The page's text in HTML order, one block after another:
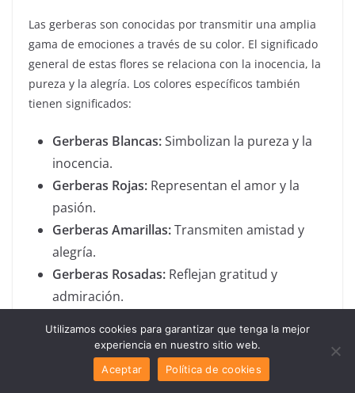
Las gerberas son conocidas por transmitir una amplia
gama de emociones a través de su color. El significado
general de estas flores se relaciona con la inocencia, la
pureza y la alegría. Los colores específicos también
tienen significados:
Gerberas Blancas:Simbolizan la pureza y la
inocencia.
Gerberas Rojas: Representan el amor y la
pasión.
Gerberas Amarillas:Transmiten amistad y
alegría.
Gerberas Rosadas: Reflejan gratitud y
admiración.
9. ¿Cuánto Dura la Flor
de la Gerbera?
Utilizamos cookies para garantizar que tenga la mejor
experiencia en nuestro sitio web.
Aceptar
Política de cookies